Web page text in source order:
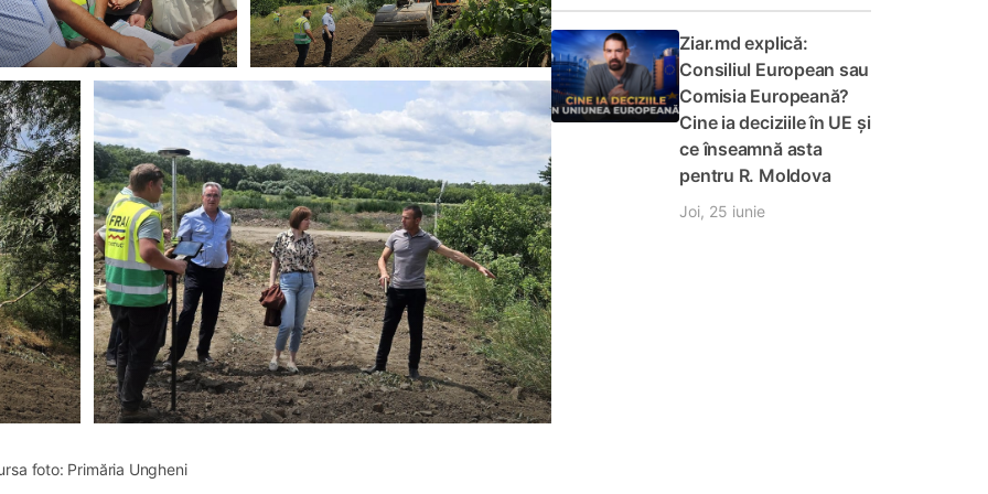
foto: Primăria Ungheni
Ziar.md explică:
Consiliul European sau
Comisia Europeană?
Cine ia deciziile în UE și
ce înseamnă asta
pentru R. Moldova
Joi, 25 iunie